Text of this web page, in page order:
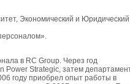
Экономический и Юридический
в RC Group. Через год
Power Strategic, затем
году приобрел опыт работы в